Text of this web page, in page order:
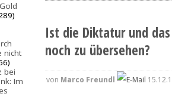
nicht
bei
Im
Ist die Diktatur und
noch zu übersehen?
von Marco Freundl